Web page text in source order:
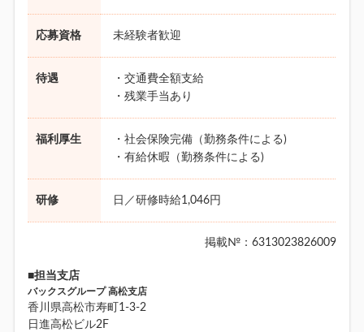
応募資格 未経験者歓迎
待遇
・交通費全額支給
・残業手当あり
福利厚生
・社会保険完備（勤務条件による)
・有給休暇（勤務条件による)
研修 日／研修時給1,046円
掲載№：6313023826009
■担当支店
バックスグループ 高松支店
香川県高松市寿町1-3-2
日進高松ビル2F